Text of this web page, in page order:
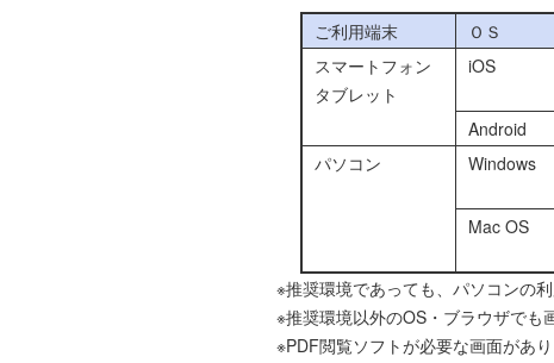
①利用登録の申請に際して虚偽
②本規約に違反したことがある
③その他、当行が利用登録を相
また、当行は本サービスの利用
第2条 本サービスの利用環境
１．契約者は、本サービスを利
た端末または当行所定の方法を用
ただし、契約者が使用する端末
サービスに適用する端末および
ものとし、当行はこれらについて
２．本サービスの利用時間は別途
部を利用することが出来ない場合が
ご利用端末 ＯＳ
スマートフォン
タブレット
iOS
Android
パソコン
Windows
Mac OS
※推奨環境であっても、パソコンの
※推奨環境以外のOS・ブラウザでも
※PDF閲覧ソフトが必要な画面があり